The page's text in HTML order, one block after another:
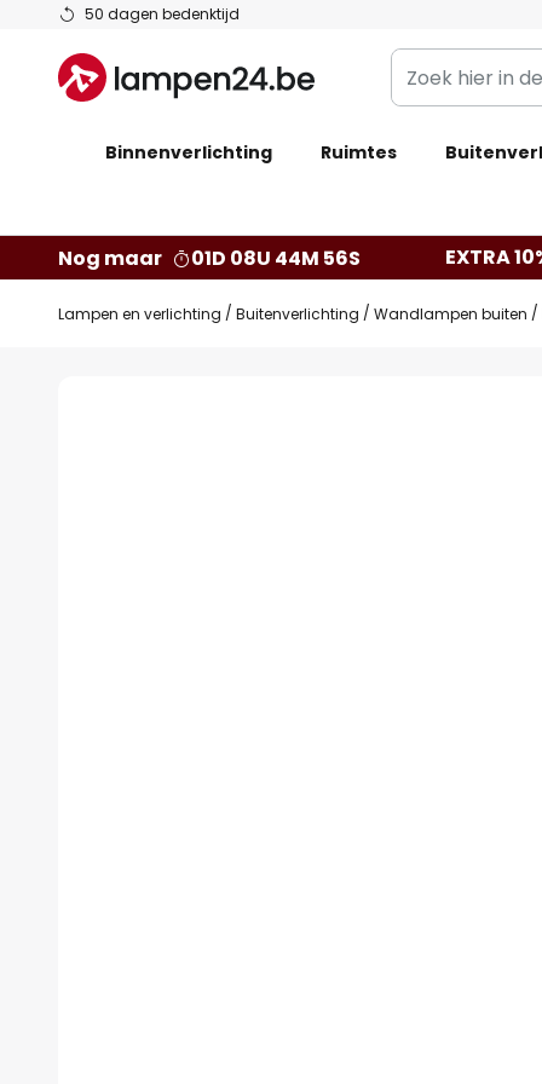
50 dagen bedenktijd
Ga
de
inhoud
Zoek
hier
de
Binnenverlichting Ruimtes
Nog maar 01D 08U 44M 56S EXTRA
Lampen en verlichting Buitenverlichting Wandlampen buiten